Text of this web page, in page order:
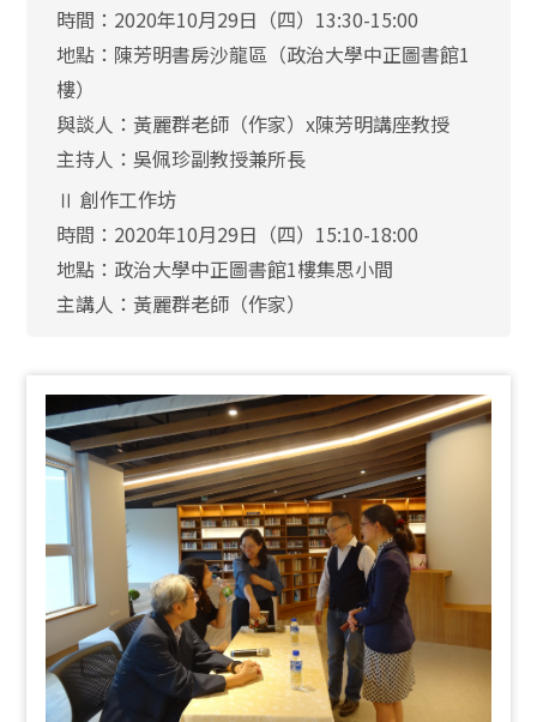
時間：2020年10月29日（四）13:30-15:00
地點：陳芳明書房沙龍區（政治大學中正圖書館1
樓）
與談人：黃麗群老師（作家）x陳芳明講座教授
主持人：吳佩珍副教授兼所長
Ⅱ 創作工作坊
時間：2020年10月29日（四）15:10-18:00
地點：政治大學中正圖書館1樓集思小間
主講人：黃麗群老師（作家）